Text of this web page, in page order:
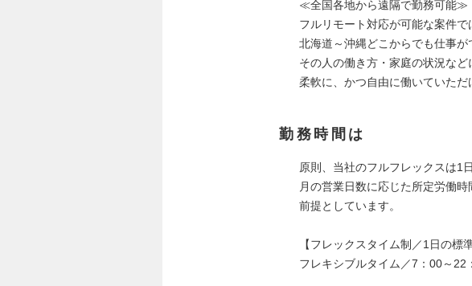
≪全国各地から遠隔で勤務可能≫
フルリモート対応が可能な案件で
北海道～沖縄どこからでも仕事が
その人の働き方・家庭の状況など
柔軟に、かつ自由に働いていただ
勤務時間は
原則、当社のフルフレックスは1
月の営業日数に応じた所定労働
前提としています。
【フレックスタイム制／1日の標
フレキシブルタイム／7：00～22